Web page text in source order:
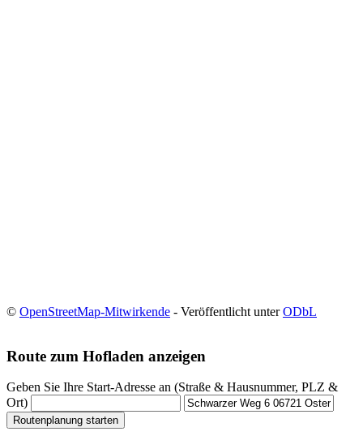
© OpenStreetMap-Mitwirkende - Veröffentlicht unterODbL
Route zum Hofladen anzeigen
Geben Sie Ihre Start-Adresse an (Straße & Hausnummer, PLZ &
Ort)
Routenplanung starten